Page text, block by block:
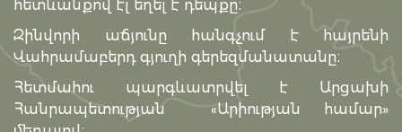
հետևանքով էլ եղել է դեպքը։
Զինվորի աճյունը հանգչում է հայրենի
Վահրամաբերդ գյուղի գերեզմանատանը։
Հետմահու պարգևատրվել է Արցախի
Հանրապետության «Արիության համար»